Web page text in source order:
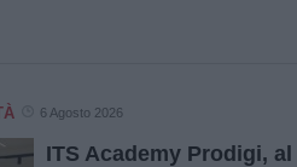
6 Agosto 2026
ITS Academy Prodigi,